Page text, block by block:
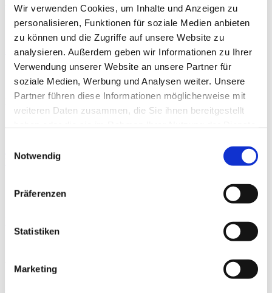
Wir verwenden Cookies, um Inhalte und Anzeigen zu
personalisieren, Funktionen für soziale Medien anbieten
zu können und die Zugriffe auf unsere Website zu
analysieren. Außerdem geben wir Informationen zu Ihrer
Verwendung unserer Website an unsere Partner für
soziale Medien, Werbung und Analysen weiter. Unsere
Partner führen diese Informationen möglicherweise mit
weiteren Daten zusammen, die Sie ihnen bereitgestellt
Notwendig
Präferenzen
Statistiken
Marketing
THERAPIE
Schambeinentzündung
Dr. med. Michael Rettler
Neueste Beiträge
Aspen Medical Products und INSUMED / BIA Systems
besiegeln Vertriebspartnerschaft